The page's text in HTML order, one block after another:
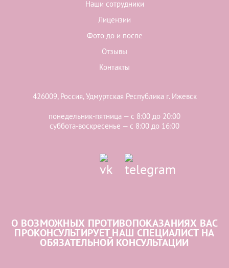
Наши сотрудники
Лицензии
Фото до и после
Отзывы
Контакты
426009, Россия, Удмуртская Республика г. Ижевск
понедельник-пятница — с 8:00 до 20:00
суббота-воскресенье — с 8:00 до 16:00
О ВОЗМОЖНЫХ ПРОТИВОПОКАЗАНИЯХ ВАС
ПРОКОНСУЛЬТИРУЕТ НАШ СПЕЦИАЛИСТ НА
ОБЯЗАТЕЛЬНОЙ КОНСУЛЬТАЦИИ